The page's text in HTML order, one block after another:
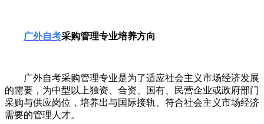
广外自考采购管理专业培养方向
广外自考采购管理专业是为了适应社会主义市场经济发展
的需要，为中型以上独资、合资、国有、民营企业或政府部门
采购与供应岗位，培养出与国际接轨、符合社会主义市场经济
需要的管理人才。